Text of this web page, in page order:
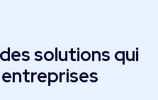
solutions qui